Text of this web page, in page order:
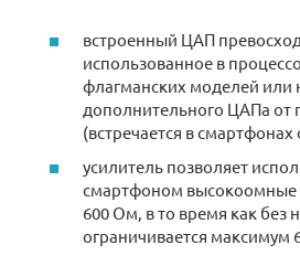
встроенный ЦАП
использованное в
флагманских моделей или
дополнительного ЦАПа от
(встречается в смартфонах
усилитель позволяет
смартфоном высокоомные
600 Ом, в то время как без
ограничивается максимум